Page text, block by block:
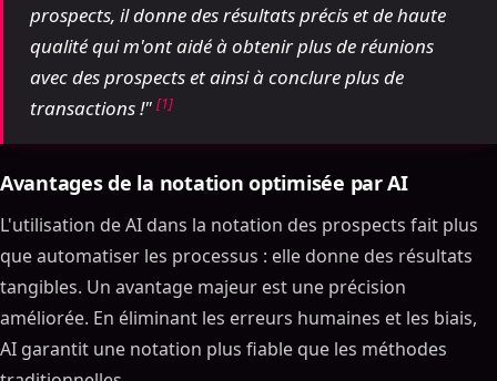
prospects, il donne des résultats précis et de haute
qualité qui m'ont aidé à obtenir plus de réunions
avec des prospects et ainsi à conclure plus de
transactions !" [1]
Avantages de la notation optimisée par AI
L'utilisation de AI dans la notation des prospects fait plus
que automatiser les processus : elle donne des résultats
tangibles. Un avantage majeur est une précision
améliorée. En éliminant les erreurs humaines et les biais,
AI garantit une notation plus fiable que les méthodes